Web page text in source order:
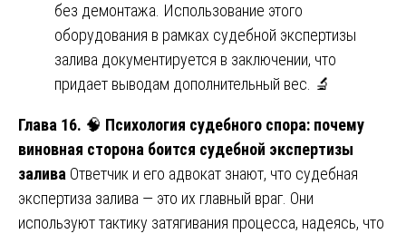
без демонтажа. Использование этого
оборудования в рамках судебной экспертизы
залива документируется в заключении, что
придает выводам дополнительный вес. 🔬
Глава 16. 🧠 Психология судебного спора: почему
виновная сторона боится судебной экспертизы
залива Ответчик и его адвокат знают, что судебная
экспертиза залива — это их главный враг. Они
используют тактику затягивания процесса, надеясь, что